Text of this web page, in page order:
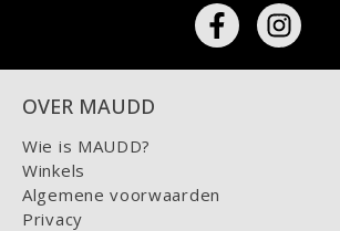
OVER MAUDD
Wie is MAUDD?
Winkels
Algemene voorwaarden
Privacy